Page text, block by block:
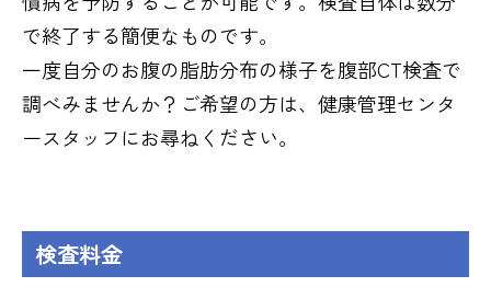
で終了する簡便なものです。
一度自分のお腹の脂肪分布の様子を腹部CT検査で
調べみませんか？ご希望の方は、健康管理センタ
ースタッフにお尋ねください。
検査料金